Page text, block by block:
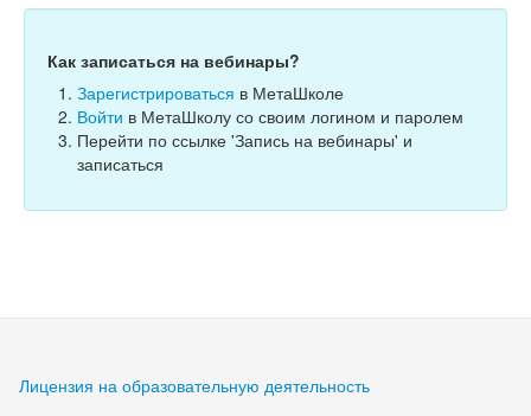
Как записаться на вебинары?
Зарегистрироваться в МетаШколе
Войти в МетаШколу со своим логином и паролем
Перейти по ссылке 'Запись на вебинары' и
записаться
Лицензия на образовательную деятельность